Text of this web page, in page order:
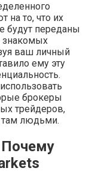
на то, что их
будут переданы
знакомых
ваш личный
ему эту
брокеры
трейдеров,
там людьми.